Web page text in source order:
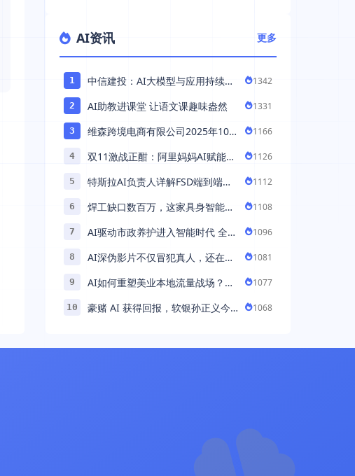
AI资讯 更多
1
中信建投：AI大模型与应用持续发
1342
2 AI助教进课堂 让语文课趣味盎然 1331
3
维森跨境电商有限公司2025年10
家 ...
1166
4
双11激战正酣：阿里妈妈AI赋能，
1126
5
特斯拉AI负责人详解FSD端到端架
智能 ...
1112
6
焊工缺口数百万，这家具身智能机
...
1108
7
AI驱动市政养护进入智能时代 全国
1096
8
AI深伪影片不仅冒犯真人，还在英
1081
9
AI如何重塑美业本地流量战场？拆
1077
10
豪赌 AI 获得回报，软银孙正义今
1068